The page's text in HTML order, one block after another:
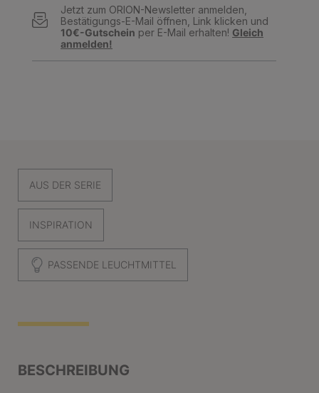
Jetzt zum ORION-Newsletter anmelden,
Bestätigungs-E-Mail öffnen, Link klicken und
10€-Gutschein per E-Mail erhalten! Gleich
anmelden!
AUS DER SERIE
INSPIRATION
PASSENDE LEUCHTMITTEL
BESCHREIBUNG